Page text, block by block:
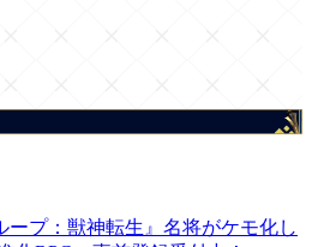
ープ：獣神転生』名将がケモ化し